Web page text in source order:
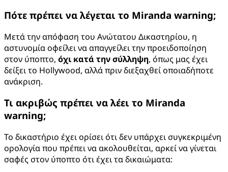
Πότε πρέπει να λέγεται το Miranda warning;
Μετά την απόφαση του Ανώτατου Δικαστηρίου, η
αστυνομία οφείλει να απαγγείλει την προειδοποίηση
στον ύποπτο, όχι κατά την σύλληψη, όπως μας έχει
δείξει το Hollywood, αλλά πριν διεξαχθεί οποιαδήποτε
ανάκριση.
Τι ακριβώς πρέπει να λέει το Miranda
warning;
Το δικαστήριο έχει ορίσει ότι δεν υπάρχει συγκεκριμένη
ορολογία που πρέπει να ακολουθείται, αρκεί να γίνεται
σαφές στον ύποπτο ότι έχει τα δικαιώματα: